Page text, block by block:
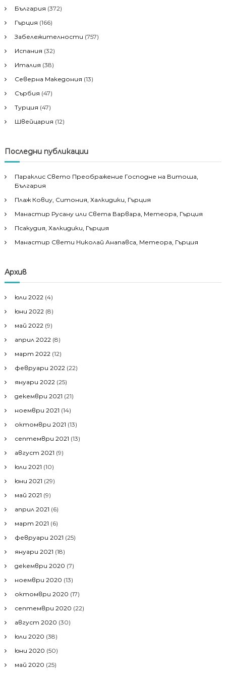
България (372)
Гърция (166)
Забележителности (757)
Испания (32)
Италия (38)
Северна Македония (13)
Сърбия (47)
Турция (47)
Швейцария (12)
Последни публикации
Параклис Свето Преображение Господне на Витоша,
България
Плаж Ковиу, Ситония, Халкидики, Гърция
Манастир Русану или Света Варвара, Метеора, Гърция
Псакудия, Халкидики, Гърция
Манастир Свети Николай Анапавса, Метеора, Гърция
Архив
юли 2022 (4)
юни 2022 (8)
май 2022 (9)
април 2022 (8)
март 2022 (12)
февруари 2022 (22)
януари 2022 (25)
декември 2021 (21)
ноември 2021 (14)
октомври 2021 (13)
септември 2021 (13)
август 2021 (9)
юли 2021 (10)
юни 2021 (29)
май 2021 (9)
април 2021 (6)
март 2021 (6)
февруари 2021 (25)
януари 2021 (18)
декември 2020 (7)
ноември 2020 (13)
октомври 2020 (17)
септември 2020 (22)
август 2020 (30)
юли 2020 (38)
юни 2020 (50)
май 2020 (25)